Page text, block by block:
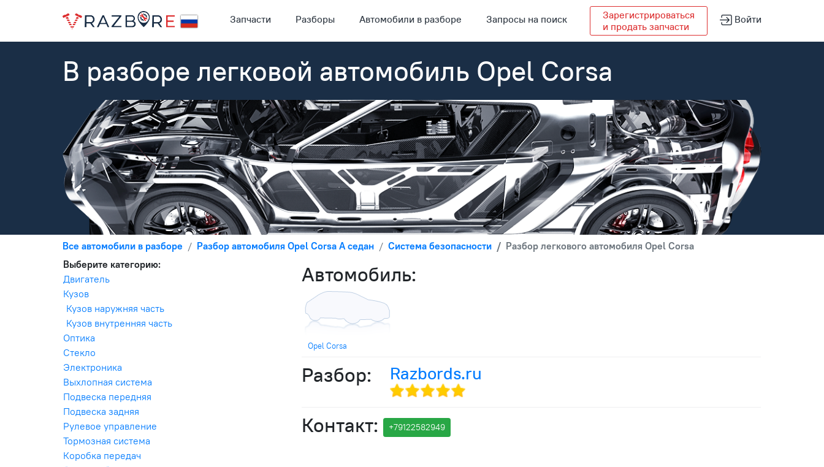
Запчасти Разборы Автомобили в разборе Запросы на поиск
Зарегистрироваться
и продать запчасти
Войти
В разборе легковой автомобиль Opel Corsa
Все автомобили в разборе Разбор автомобиля Opel Corsa A седан Система безопасности
Разбор легкового автомобиля Opel Corsa
Выберите категорию:
Двигатель
Кузов
Кузов наружняя часть
Кузов внутренняя часть
Оптика
Стекло
Электроника
Выхлопная система
Подвеска передняя
Подвеска задняя
Рулевое управление
Тормозная система
Коробка передач
Автомобиль:
Opel Corsa
Разбор: Razbords.ru
Контакт: +79122582949